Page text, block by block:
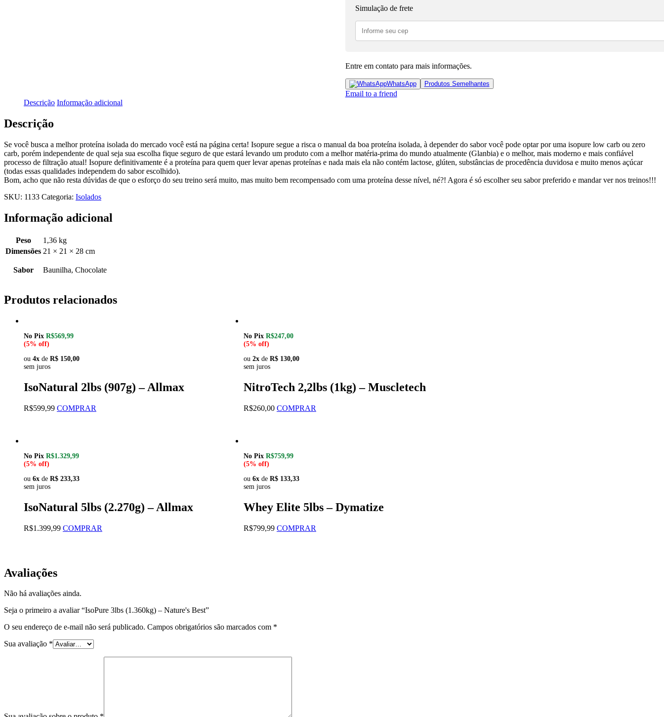
Best
quantidade
Simulação de frete
Entre em contato para mais informações.
WhatsApp Produtos Semelhantes
Email to a friend
Descrição Informação adicional
Descrição
Se você busca a melhor proteína isolada do mercado você está na página certa! Isopure segue a risca o manual da boa proteína isolada, à depender do sabor você pode optar por uma isopure low carb ou zero
carb, porém independente de qual seja sua escolha fique seguro de que estará levando um produto com a melhor matéria-prima do mundo atualmente (Glanbia) e o melhor, mais moderno e mais confiável
processo de filtração atual! Isopure definitivamente é a proteína para quem quer levar apenas proteínas e nada mais ela não contém lactose, glúten, substâncias de procedência duvidosa e muito menos açúcar
(todas essas qualidades independem do sabor escolhido).
Bom, acho que não resta dúvidas de que o esforço do seu treino será muito, mas muito bem recompensado com uma proteína desse nível, né?! Agora é só escolher seu sabor preferido e mandar ver nos treinos!!!
SKU: 1133 Categoria: Isolados
Informação adicional
Peso
1,36 kg
Dimensões 21 × 21 × 28 cm
Sabor Baunilha, Chocolate
Produtos relacionados
No Pix R$569,99
(5% off)
ou 4x de R$ 150,00
sem juros
IsoNatural 2lbs (907g) – Allmax
R$599,99 COMPRAR
página
No Pix R$247,00
(5% off)
ou 2xde R$ 130,00
sem juros
NitroTech 2,2lbs (1kg) – Muscletech
R$260,00 COMPRAR
página
No Pix R$1.329,99
(5% off)
ou 6x de R$ 233,33
sem juros
IsoNatural 5lbs (2.270g) – Allmax
R$1.399,99 COMPRAR
escolhidas
página
No Pix R$759,99
(5% off)
ou 6xde R$ 133,33
sem juros
Whey Elite 5lbs – Dymatize
R$799,99 COMPRAR
Avaliações
Não há avaliações ainda.
Seja o primeiro a avaliar “IsoPure 3lbs (1.360kg) – Nature's Best”
O seu endereço de e-mail não será publicado. Campos obrigatórios são marcados com *
Sua avaliação *